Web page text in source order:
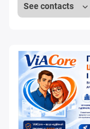
See contacts